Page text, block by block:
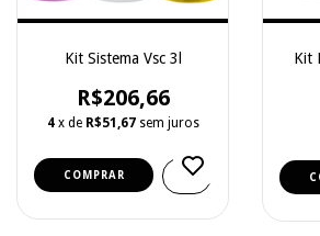
Kit Sistema Vsc 3l
R$206,66
4 x de R$51,67 sem juros
Kit